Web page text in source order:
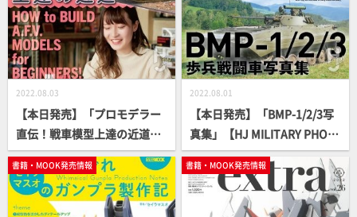
2022.08.03
【本日発売】「プロモデラー
直伝！戦車模型上達の近道」
【How To】
2022.08.01
【本日発売】「BMP-1/2/3写
真集」【HJ MILITARY PHOT
O ALBUM】
書籍・MOOK発売情報 書籍・MOOK発売情報